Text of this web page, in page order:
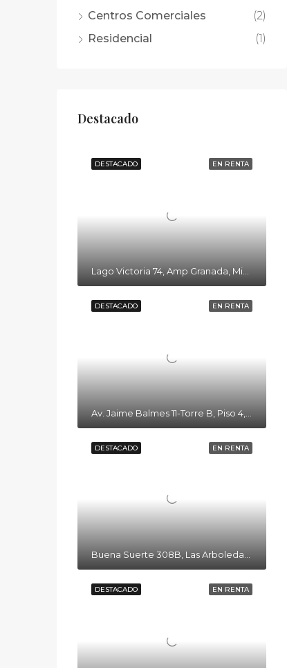
Centros Comerciales
(2)
Residencial
(1)
Destacado
EN RENTA
DESTACADO
EN RENTA
DESTACADO
EN RENTA
DESTACADO
Buena Suerte 308B, Las Arboledas, 13219, CDMX, México
EN RENTA
DESTACADO